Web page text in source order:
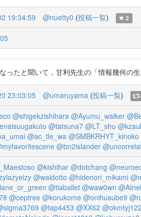
19:34:59 @nuetty0 (投稿一覧) 2
ったと聞いて，甘利先生の「情報幾何の
23:03:05 @umaruyama (投稿一覧)
@shigekzishihara @Ayumu_walker
@tatsuna7 @LT_shu
@ac_tle_wa @SMBKRHYT_kinoko
@bn2islander
@kishihar @dotchang
@waidotto @hidenori_mikami
@tiaballet @waw0wn
@ceptree @korukome @onihusube9
@tap4453 @XX62